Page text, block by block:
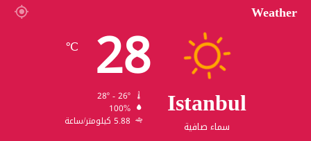
Weather
Istanbul
سماء صافية
28
℃
100%
5.88 كيلومتر/ساعة